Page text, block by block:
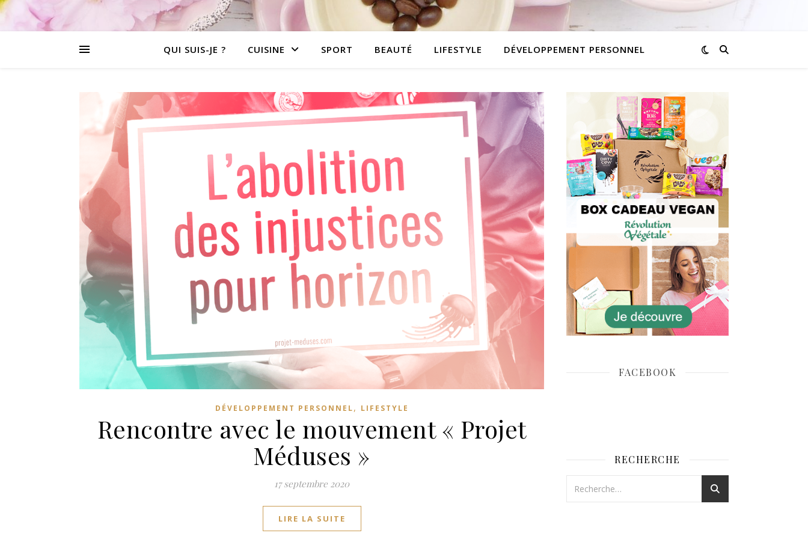
QUI SUIS-JE ? CUISINE SPORT BEAUTÉ LIFESTYLE DÉVELOPPEMENT PERSONNEL
DÉVELOPPEMENT PERSONNEL, LIFESTYLE
Rencontre avec le mouvement « Projet
Méduses »
17 septembre 2020
LIRE LA SUITE
FACEBOOK
RECHERCHE